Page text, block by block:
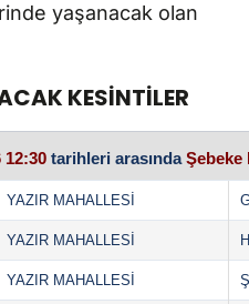
yaşanacak olan
KESİNTİLER
12:30 tarihleri arasındaŞebeke
YAZIR MAHALLESİ
YAZIR MAHALLESİ
YAZIR MAHALLESİ